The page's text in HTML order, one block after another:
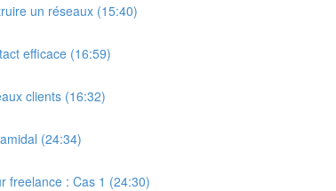
un réseaux (15:40)
efficace (16:59)
clients (16:32)
(24:34)
freelance : Cas 1 (24:30)